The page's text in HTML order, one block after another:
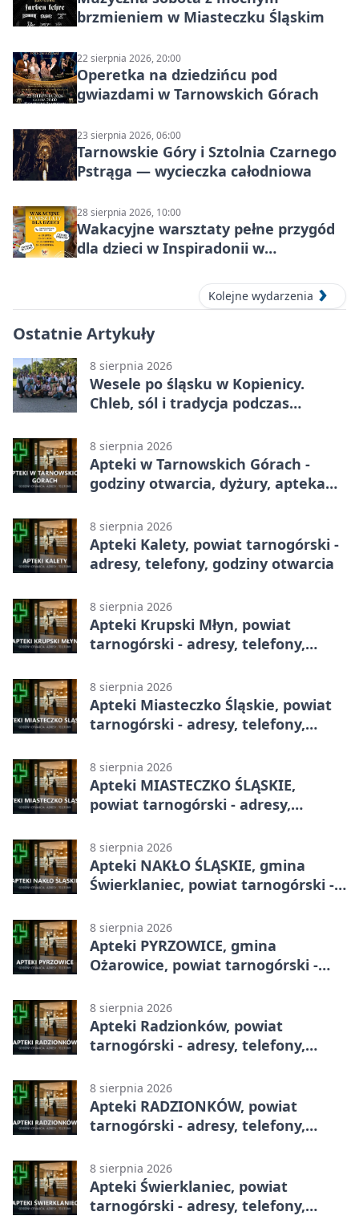
brzmieniem w Miasteczku Śląskim
22 sierpnia 2026, 20:00
Operetka na dziedzińcu pod
gwiazdami w Tarnowskich Górach
23 sierpnia 2026, 06:00
Tarnowskie Góry i Sztolnia Czarnego
Pstrąga — wycieczka całodniowa
28 sierpnia 2026, 10:00
Wakacyjne warsztaty pełne przygód
dla dzieci w Inspiradonii w
Kolejne wydarzenia
Ostatnie Artykuły
8 sierpnia 2026
Wesele po śląsku w Kopienicy.
Chleb, sól i tradycja podczas
8 sierpnia 2026
Apteki w Tarnowskich Górach -
godziny otwarcia, dyżury, apteka
8 sierpnia 2026
Apteki Kalety, powiat tarnogórski -
adresy, telefony, godziny otwarcia
8 sierpnia 2026
Apteki Krupski Młyn, powiat
tarnogórski - adresy, telefony,
8 sierpnia 2026
Apteki Miasteczko Śląskie, powiat
tarnogórski - adresy, telefony,
8 sierpnia 2026
Apteki MIASTECZKO ŚLĄSKIE,
powiat tarnogórski - adresy,
8 sierpnia 2026
Apteki NAKŁO ŚLĄSKIE, gmina
Świerklaniec, powiat tarnogórski -
8 sierpnia 2026
Apteki PYRZOWICE, gmina
Ożarowice, powiat tarnogórski -
8 sierpnia 2026
Apteki Radzionków, powiat
tarnogórski - adresy, telefony,
8 sierpnia 2026
Apteki RADZIONKÓW, powiat
tarnogórski - adresy, telefony,
8 sierpnia 2026
Apteki Świerklaniec, powiat
tarnogórski - adresy, telefony,